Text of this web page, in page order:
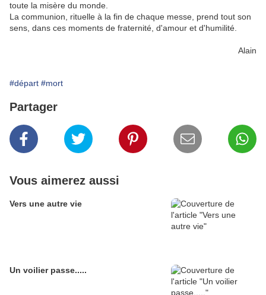
toute la misère du monde.
La communion, rituelle à la fin de chaque messe, prend tout son
sens, dans ces moments de fraternité, d'amour et d'humilité.
Alain
#départ #mort
Partager
Vous aimerez aussi
Vers une autre vie
Un voilier passe.....